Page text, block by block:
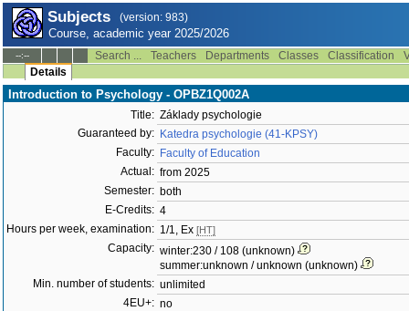
Subjects (version: 983)
Course, academic year 2025/2026
--:-- Search ... Teachers Departments Classes Classification
Details
Introduction to Psychology - OPBZ1Q002A
Title: Základy psychologie
Guaranteed by: Katedra psychologie (41-KPSY)
Faculty: Faculty of Education
Actual: from 2025
Semester: both
E-Credits: 4
Hours per week, examination: 1/1, Ex [HT]
Capacity: winter:230 / 108 (unknown)
summer:unknown / unknown (unknown)
Min. number of students: unlimited
4EU+: no